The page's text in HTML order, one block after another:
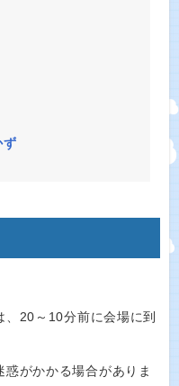
ず
、20～10分前に会場に到
がかかる場合がありま